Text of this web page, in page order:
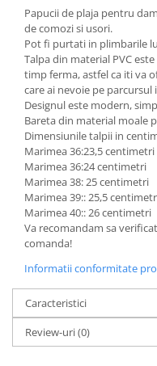
Papucii de plaja pentru
de comozi si usori.
Pot fi purtati in plimbarile
Talpa din material PVC
timp ferma, astfel ca iti va
care ai nevoie pe parcursul
Designul este modern,
Bareta din material moale
Dimensiunile talpii in
Marimea 36:23,5 centimetri
Marimea 36:24 centimetri
Marimea 38: 25 centimetri
Marimea 39:: 25,5
Marimea 40:: 26 centimetri
Va recomandam sa
comanda!
Informatii conformitate
Caracteristici
Review-uri(0)